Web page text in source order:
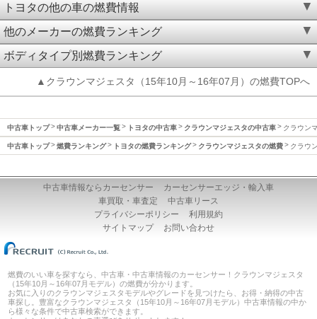
トヨタの他の車の燃費情報
他のメーカーの燃費ランキング
ボディタイプ別燃費ランキング
▲クラウンマジェスタ（15年10月～16年07月）の燃費TOPへ
中古車トップ 中古車メーカー一覧 トヨタの中古車 クラウンマジェスタの中古車 クラウン
中古車トップ 燃費ランキング トヨタの燃費ランキング クラウンマジェスタの燃費 クラウ
中古車情報ならカーセンサー
カーセンサーエッジ・輸入車
車買取・車査定
中古車リース
プライバシーポリシー
利用規約
サイトマップ
お問い合わせ
燃費のいい車を探すなら、中古車・中古車情報のカーセンサー！クラウンマジェスタ
（15年10月～16年07月モデル）の燃費が分かります。
お気に入りのクラウンマジェスタモデルやグレードを見つけたら、お得・納得の中古
車探し。豊富なクラウンマジェスタ（15年10月～16年07月モデル）中古車情報の中か
ら様々な条件で中古車検索ができます。